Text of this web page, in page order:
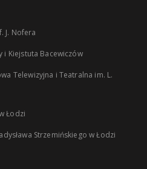
J. Nofera
i Kiejstuta Bacewiczów
Telewizyjna i Teatralna im. L.
Łodzi
Strzemińskiego w Łodzi